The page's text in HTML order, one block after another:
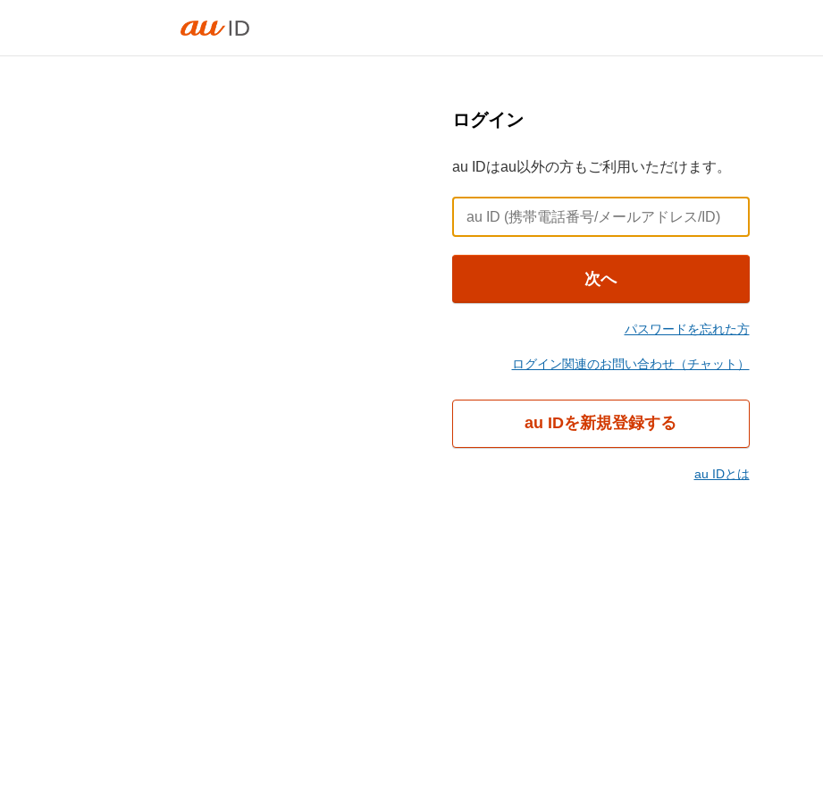
ログイン
au IDはau以外の方もご利用いただけます。
次へ
パスワードを忘れた方
ログイン関連のお問い合わせ（チャット）
au IDを新規登録する
au IDとは